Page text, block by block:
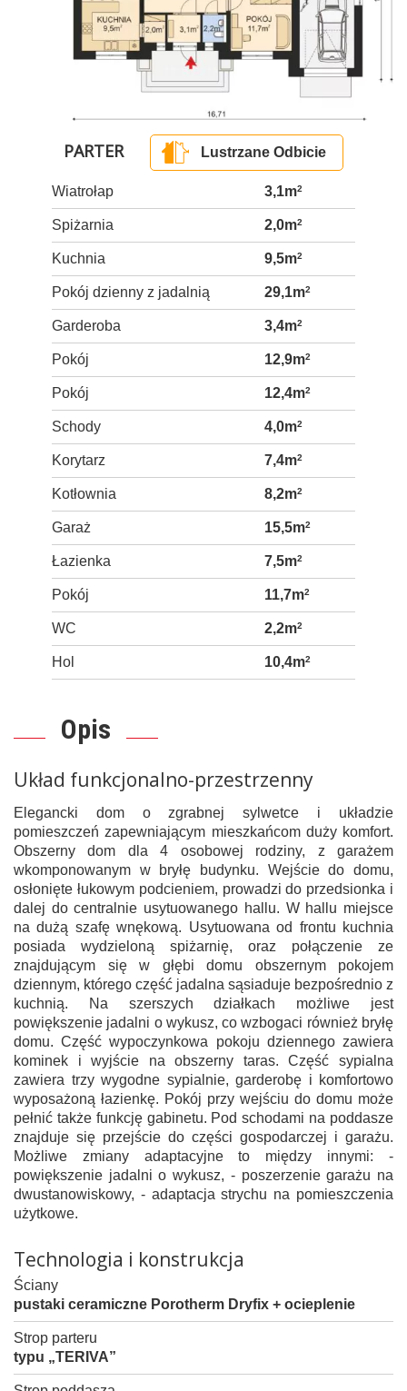
PARTER Lustrzane Odbicie
Wiatrołap 3,1m2
Spiżarnia 2,0m2
Kuchnia 9,5m2
Pokój dzienny z jadalnią 29,1m2
Garderoba 3,4m2
Pokój 12,9m2
Pokój 12,4m2
Schody 4,0m2
Korytarz 7,4m2
Kotłownia 8,2m2
Garaż 15,5m2
Łazienka 7,5m2
Pokój 11,7m2
WC 2,2m2
Hol 10,4m2
Opis
Układ funkcjonalno-przestrzenny
Elegancki dom o zgrabnej sylwetce i układzie
pomieszczeń zapewniającym mieszkańcom duży komfort.
Obszerny dom dla 4 osobowej rodziny, z garażem
wkomponowanym w bryłę budynku. Wejście do domu,
osłonięte łukowym podcieniem, prowadzi do przedsionka i
dalej do centralnie usytuowanego hallu. W hallu miejsce
na dużą szafę wnękową. Usytuowana od frontu kuchnia
posiada wydzieloną spiżarnię, oraz połączenie ze
znajdującym się w głębi domu obszernym pokojem
dziennym, którego część jadalna sąsiaduje bezpośrednio z
kuchnią. Na szerszych działkach możliwe jest
powiększenie jadalni o wykusz, co wzbogaci również bryłę
domu. Część wypoczynkowa pokoju dziennego zawiera
kominek i wyjście na obszerny taras. Część sypialna
zawiera trzy wygodne sypialnie, garderobę i komfortowo
wyposażoną łazienkę. Pokój przy wejściu do domu może
pełnić także funkcję gabinetu. Pod schodami na poddasze
znajduje się przejście do części gospodarczej i garażu.
Możliwe zmiany adaptacyjne to między innymi: -
powiększenie jadalni o wykusz, - poszerzenie garażu na
dwustanowiskowy, - adaptacja strychu na pomieszczenia
użytkowe.
Technologia i konstrukcja
Ściany
pustaki ceramiczne Porotherm Dryfix + ocieplenie
Strop parteru
typu „TERIVA”